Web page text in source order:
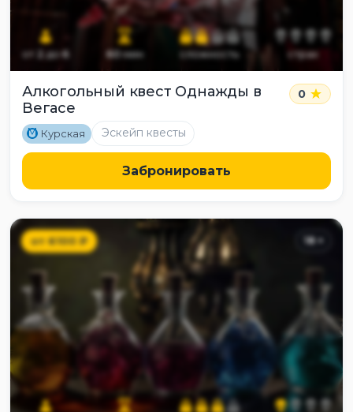
от 2до6 60мин сложность страх
Алкогольный квест Однажды в
Вегасе
0
M Курская Эскейп квесты
Забронировать
от6100₽ 18+